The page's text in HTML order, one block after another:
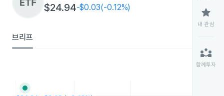
$24.94-$0.03(-0.12%)
브리프
star
내 관심
partner_exchange
함께투자